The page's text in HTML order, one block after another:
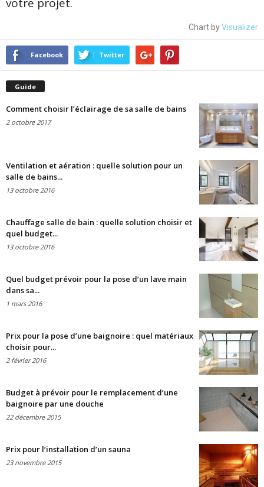
Chart byVisualizer
Facebook Twitter
Guide
Comment choisir l’éclairage de sa salle de bains
2 octobre 2017
Ventilation et aération : quelle solution pour un
salle de bains...
13 octobre 2016
Chauffage salle de bain : quelle solution choisir et
quel budget...
13 octobre 2016
Quel budget prévoir pour la pose d’un lave main
dans sa...
1 mars 2016
Prix pour la pose d’une baignoire : quel matériaux
choisir pour...
2 février 2016
Budget à prévoir pour le remplacement d’une
baignoire par une douche
22 décembre 2015
Prix pour l’installation d’un sauna
23 novembre 2015